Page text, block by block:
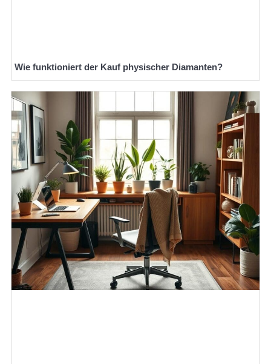
Wie funktioniert der Kauf physischer Diamanten?